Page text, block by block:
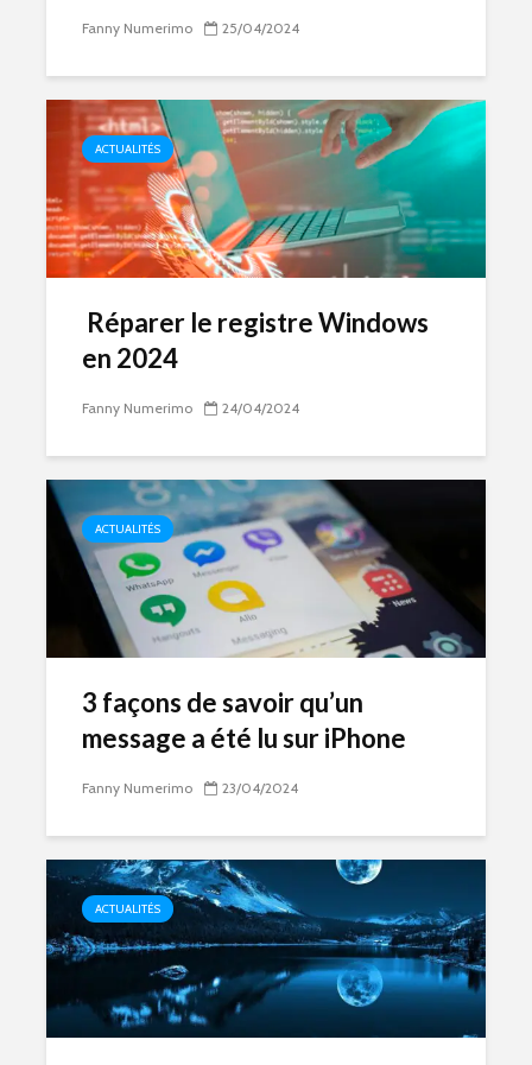
Fanny Numerimo 25/04/2024
ACTUALITÉS
Réparer le registre Windows
en 2024
Fanny Numerimo 24/04/2024
ACTUALITÉS
3 façons de savoir qu’un
message a été lu sur iPhone
Fanny Numerimo 23/04/2024
ACTUALITÉS